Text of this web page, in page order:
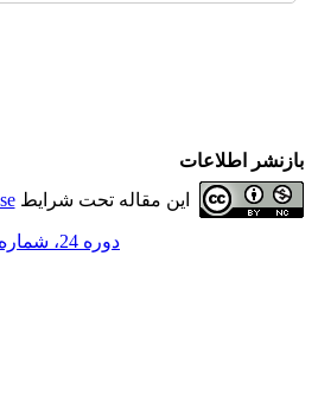
بازنشر اطلاعات
این مقاله تحت شرایط
دوره 24، شماره 4 - ( 10-1394 )